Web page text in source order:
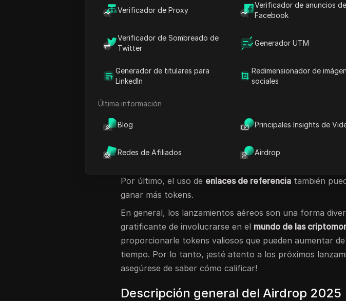
Verificador de Proxy
Verificador de anuncios de
Facebook
Verificador de Sombreado de
Twitter
Generador UTM
Generador de titulares para
LinkedIn
Redimensionador de
sociales
Última información
Blog Principales Insights de
Redes de Afiliados Airdrop
utilizan para promocionar nuevos proyectos o
usuarios leales. Los airdrops pueden ayudarlo a ganar
criptográficassin gastar dinero. ¡Por eso son tan
En 2025, se espera que los lanzamientos aéreos sean
emocionantes. Muchos proyectos planean lanzar sus
de estos lanzamientos aéreos puede generar grandes
eso es importante saber cómo calificar para los
Para calificar para los mejores lanzamientos aéreos,
Esto se llamatokens de participación. En segundo
Por último, el uso de enlaces de referencia también
ganar más tokens.
En general, los lanzamientos aéreos son una forma
gratificante de involucrarse en el mundo de las
proporcionarle tokens valiosos que pueden aumentar
tiempo. Por lo tanto, ¡esté atento a los próximos
asegúrese de saber cómo calificar!
Descripción general del Airdrop 2025